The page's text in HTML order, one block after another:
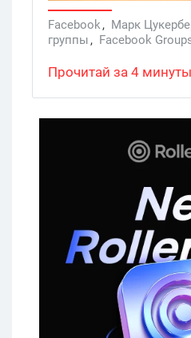
Facebook, Марк
группы, Facebook
Прочитай за 4 минуты